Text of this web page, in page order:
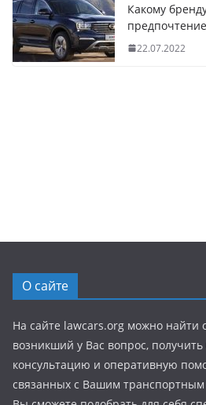
Какому
22.07.2022
О сайте
На сайте lawcars.org можно найти
возникший у Вас вопрос,
консультацию и оперативную
связанных с Вашим транспортным